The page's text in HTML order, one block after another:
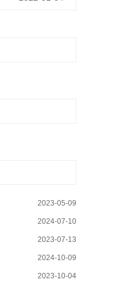
2023-05-09
2024-07-10
2023-07-13
2024-10-09
2023-10-04